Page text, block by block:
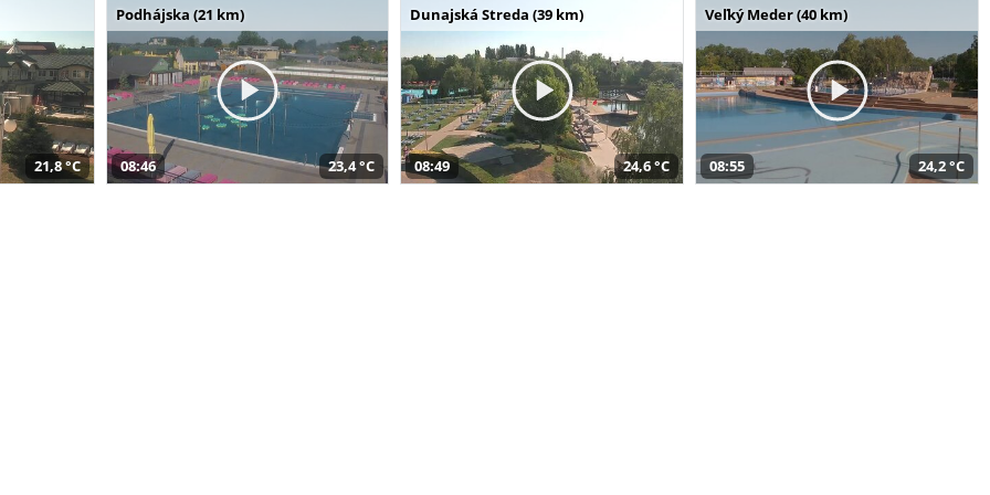
21,8 °C
Podhájska (21 km)
08:46 23,4 °C
Dunajská Streda (39 km)
08:49 24,6 °C
Veľký Meder (40 km)
08:55 24,2 °C